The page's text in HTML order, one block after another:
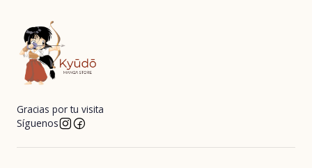
Gracias por tu visita
Síguenos